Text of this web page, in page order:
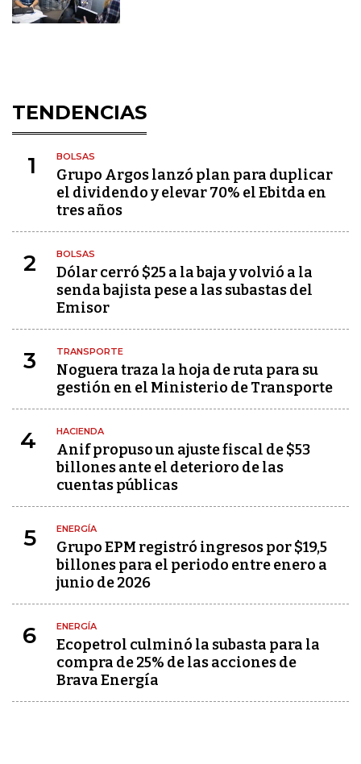
TENDENCIAS
1 BOLSAS
Grupo Argos lanzó plan para duplicar
el dividendo y elevar 70% el Ebitda en
tres años
2 BOLSAS
Dólar cerró $25 a la baja y volvió a la
senda bajista pese a las subastas del
Emisor
3 TRANSPORTE
Noguera traza la hoja de ruta para su
gestión en el Ministerio de Transporte
4 HACIENDA
Anif propuso un ajuste fiscal de $53
billones ante el deterioro de las
cuentas públicas
5 ENERGÍA
Grupo EPM registró ingresos por $19,5
billones para el periodo entre enero a
junio de 2026
6 ENERGÍA
Ecopetrol culminó la subasta para la
compra de 25% de las acciones de
Brava Energía